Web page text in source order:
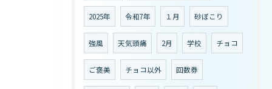
2025年 令和7年 １月 砂ぼこり
強風 天気頭痛 2月 学校 チョコ
ご褒美 チョコ以外 回数券